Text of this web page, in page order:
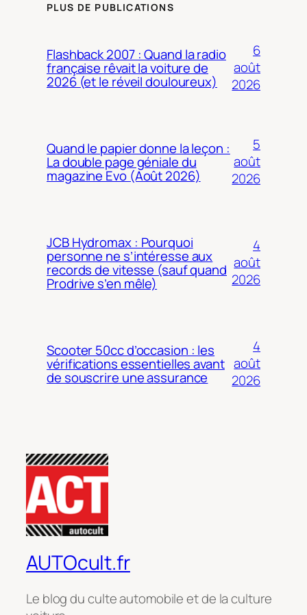
PLUS DE PUBLICATIONS
Flashback 2007 : Quand la radio
française rêvait la voiture de
2026 (et le réveil douloureux)
6
août
2026
Quand le papier donne la leçon :
La double page géniale du
magazine Evo (Août 2026)
5
août
2026
JCB Hydromax : Pourquoi
personne ne s’intéresse aux
records de vitesse (sauf quand
Prodrive s’en mêle)
4
août
2026
Scooter 50cc d’occasion : les
vérifications essentielles avant
de souscrire une assurance
4
août
2026
AUTOcult.fr
Le blog du culte automobile et de la culture